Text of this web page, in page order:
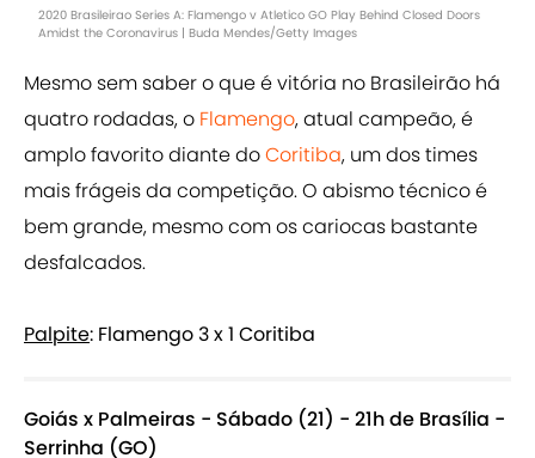
2020 Brasileirao Series A: Flamengo v Atletico GO Play Behind Closed Doors
Amidst the Coronavirus | Buda Mendes/Getty Images
Mesmo sem saber o que é vitória no Brasileirão há
quatro rodadas, o Flamengo, atual campeão, é
amplo favorito diante doCoritiba, um dos times
mais frágeis da competição. O abismo técnico é
bem grande, mesmo com os cariocas bastante
desfalcados.
Palpite: Flamengo 3 x 1 Coritiba
Goiás x Palmeiras - Sábado (21) - 21h de Brasília -
Serrinha (GO)